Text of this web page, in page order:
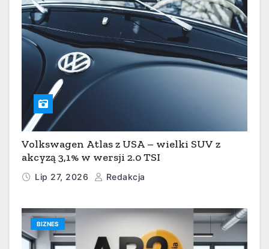
Volkswagen Atlas z USA – wielki SUV z
akcyzą 3,1% w wersji 2.0 TSI
Lip 27, 2026 Redakcja
BIZNES